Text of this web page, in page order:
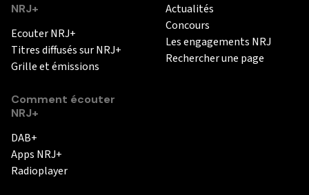
NRJ+
Ecouter NRJ+
Titres diffusés sur NRJ+
Grille et émissions
Comment écouter
NRJ+
DAB+
Apps NRJ+
Radioplayer
Actualités
Concours
Les engagements NRJ
Rechercher une page